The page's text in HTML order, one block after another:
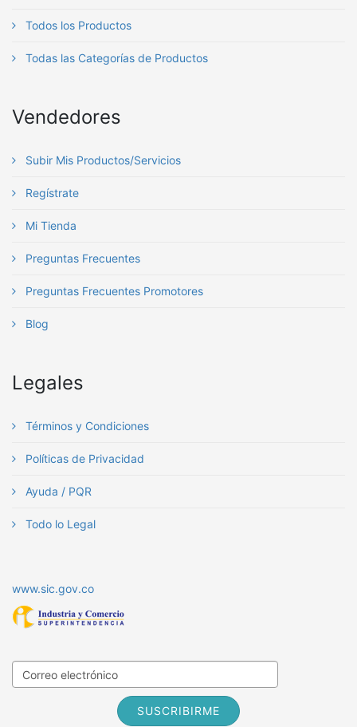
Todos los Productos
Todas las Categorías de Productos
Vendedores
Subir Mis Productos/Servicios
Regístrate
Mi Tienda
Preguntas Frecuentes
Preguntas Frecuentes Promotores
Blog
Legales
Términos y Condiciones
Políticas de Privacidad
Ayuda / PQR
Todo lo Legal
www.sic.gov.co